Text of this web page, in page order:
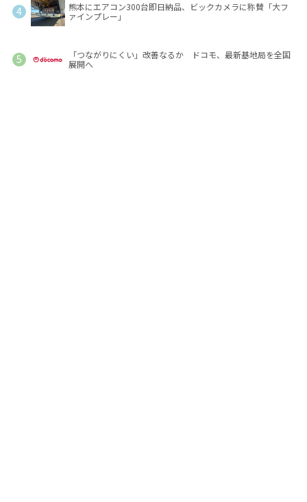
熊本にエアコン300台即日納品、ビックカメラに称賛「大フ
ァインプレー」
「つながりにくい」改善なるか ドコモ、最新基地局を全国
展開へ